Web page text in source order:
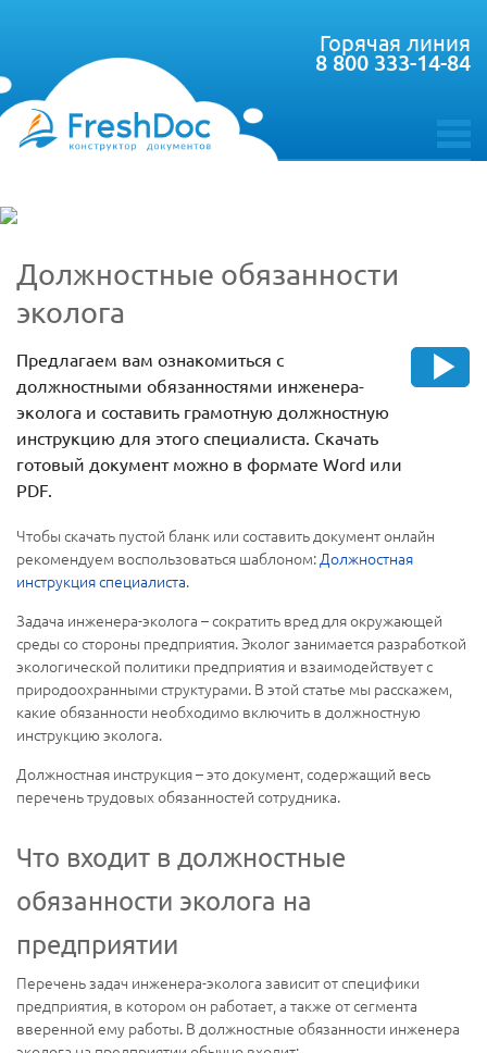
toggle
Горячая линия
8 800 333-14-84
Должностные обязанности
эколога
Предлагаем вам ознакомиться с
должностными обязанностями инженера-
эколога и составить грамотную должностную
инструкцию для этого специалиста. Скачать
готовый документ можно в формате Word или
PDF.
Чтобы скачать пустой бланк или составить документ онлайн
рекомендуем воспользоваться шаблоном:Должностная
инструкция специалиста.
Задача инженера-эколога – сократить вред для окружающей
среды со стороны предприятия. Эколог занимается разработкой
экологической политики предприятия и взаимодействует с
природоохранными структурами. В этой статье мы расскажем,
какие обязанности необходимо включить в должностную
инструкцию эколога.
Должностная инструкция – это документ, содержащий весь
перечень трудовых обязанностей сотрудника.
Что входит в должностные
обязанности эколога на
предприятии
Перечень задач инженера-эколога зависит от специфики
предприятия, в котором он работает, а также от сегмента
вверенной ему работы. В должностные обязанности инженера